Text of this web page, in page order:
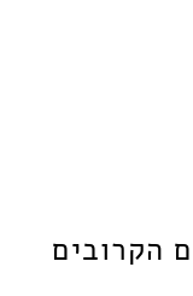
הקרובים